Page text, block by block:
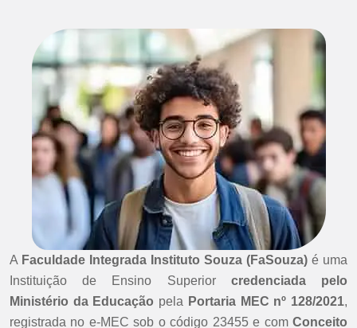
A Faculdade Integrada Instituto Souza (FaSouza) é uma
Instituição de Ensino Superior credenciada pelo
Ministério da Educação pela Portaria MEC nº 128/2021,
registrada no e-MEC sob o código 23455 e com Conceito